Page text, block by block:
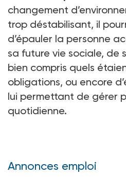
changement
trop déstabilisant, il
d’épauler la personne
sa future vie sociale, de
bien compris quels
obligations, ou encore
lui permettant de gérer
quotidienne.
Annonces emploi